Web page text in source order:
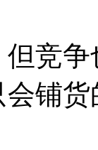
竞
铺